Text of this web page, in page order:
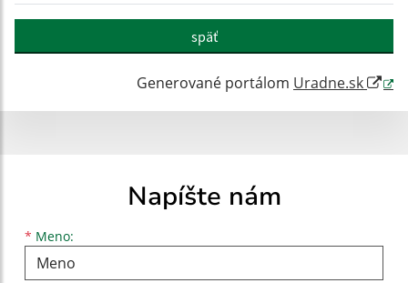
späť
Generované portálom Uradne.sk
Napíšte nám
* Meno:
Meno
Priezvisko
E-mailová adresa